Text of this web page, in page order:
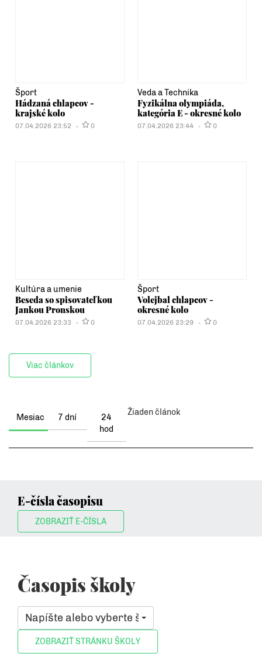
Šport
Hádzaná chlapcov -
krajské kolo
07.04.2026 23:52 0
Veda a Technika
Fyzikálna olympiáda,
kategória E - okresné kolo
07.04.2026 23:44 0
Kultúra a umenie
Beseda so spisovateľkou
Jankou Pronskou
07.04.2026 23:33 0
Šport
Volejbal chlapcov -
okresné kolo
07.04.2026 23:29 0
Viac článkov
Mesiac 7 dní
24
hod
Žiaden článok
E-čísla časopisu
ZOBRAZIŤ E-ČÍSLA
Časopis školy
Napíšte alebo vyberte školu, ktorá vás zaujíma